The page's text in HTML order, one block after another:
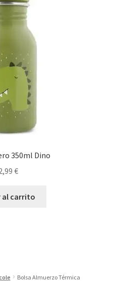
350ml Dino
€
al carrito
Bolsa Almuerzo Térmica